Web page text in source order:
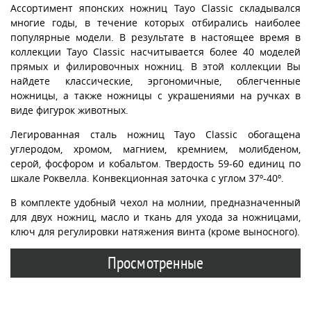
Ассортимент японских ножниц Tayo Classic складывался
многие годы, в течение которых отбирались наиболее
популярные модели. В результате в настоящее время в
коллекции Tayo Classic насчитывается более 40 моделей
прямых и филировочных ножниц. В этой коллекции Вы
найдете классические, эргономичные, облегченные
ножницы, а также ножницы с украшениями на ручках в
виде фигурок животных.
Легированная сталь ножниц Tayo Classic обогащена
углеродом, хромом, магнием, кремнием, молибденом,
серой, фосфором и кобальтом. Твердость 59-60 единиц по
шкале Роквелла. Конвекционная заточка с углом 37º-40º.
В комплекте удобный чехол на молнии, предназначенный
для двух ножниц, масло и ткань для ухода за ножницами,
ключ для регулировки натяжения винта (кроме выносного).
Просмотренные